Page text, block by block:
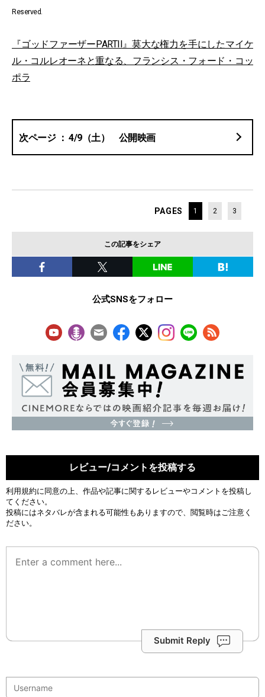
Reserved.
『ゴッドファーザーPARTII』莫大な権力を手にしたマイケ
ル・コルレオーネと重なる、フランシス・フォード・コッ
ポラ
4/9（土） 公開映画
PAGES 1 2 3
この記事をシェア
公式SNSをフォロー
レビュー/コメントを投稿する
利用規約に同意の上、作品や記事に関するレビューやコメントを投稿し
てください。
投稿にはネタバレが含まれる可能性もありますので、閲覧時はご注意く
ださい。
Submit Reply